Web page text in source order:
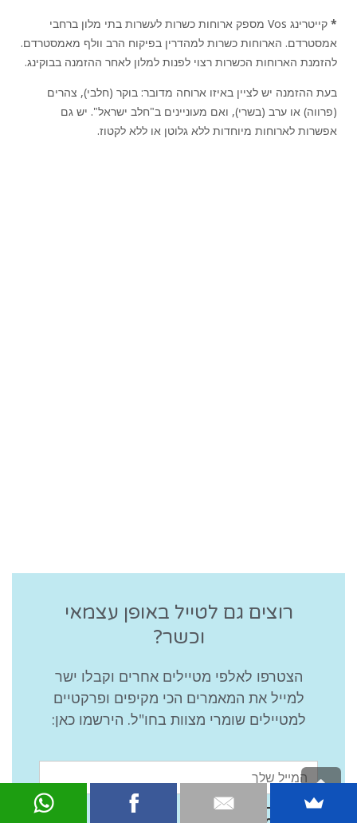
*
קייטרינג Vos מספק ארוחות כשרות לעשרות בתי מלון ברחבי
אמסטרדם. הארוחות כשרות למהדרין בפיקוח הרב וולף מאמסטרדם.
להזמנת הארוחות הכשרות רצוי לפנות למלון לאחר ההזמנה בבוקינג.
בעת ההזמנה יש לציין באיזו ארוחה מדובר: בוקר (חלבי), צהרים
(פרווה) או ערב (בשרי), ואם מעוניינים ב"חלב ישראל". יש גם
אפשרות לארוחות מיוחדות ללא גלוטן או ללא לקטוז.
רוצים גם לטייל באופן עצמאי
וכשר?
הצטרפו לאלפי מטיילים אחרים וקבלו ישר
למייל את המאמרים הכי מקיפים ופרקטיים
למטיילים שומרי מצוות בחו"ל. הירשמו כאן:
גלילה
לראש